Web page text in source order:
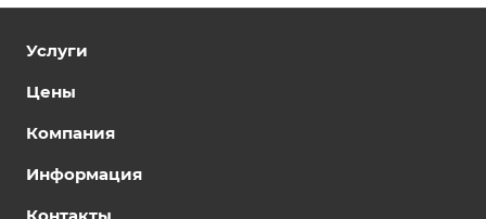
Услуги
Цены
Компания
Информация